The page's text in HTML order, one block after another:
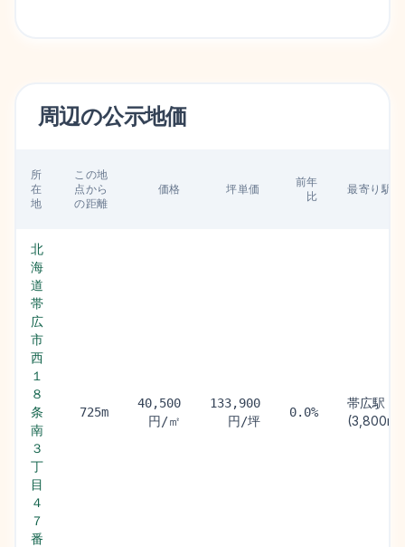
周辺の公示地価
所
在
地
この地
点から
の距離
価格 坪単価
前年
比
最寄り駅
北
海
道
帯
広
市
西
１
８
条
南
３
丁
目
４
７
番
725m
40,500
円/㎡
133,900
円/坪
0.0%
帯広駅
(3,800m)